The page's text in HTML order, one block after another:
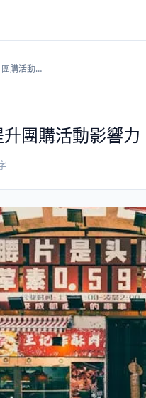
購活動影
團購活動影響